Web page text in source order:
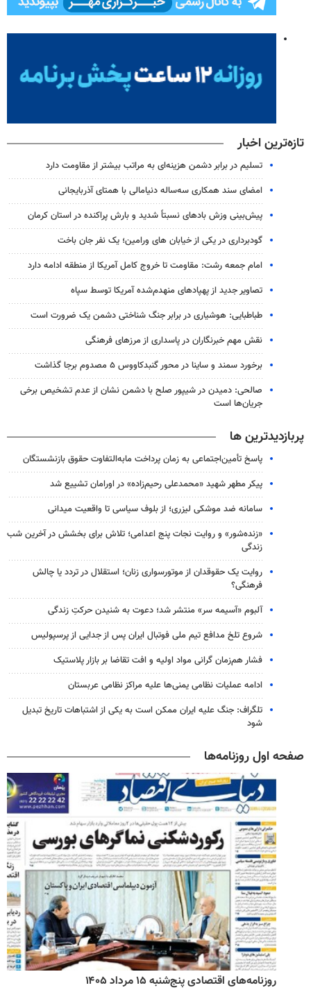
تازه‌ترین اخبار
تسلیم در برابر دشمن هزینه‌ای به مراتب بیشتر از مقاومت دارد
امضای سند همکاری سه‌ساله دنیامالی با همتای آذربایجانی
پیش‌بینی وزش بادهای نسبتاً شدید و بارش پراکنده در استان کرمان
گودبرداری در یکی از خیابان های ورامین؛ یک نفر جان باخت
امام جمعه رشت: مقاومت تا خروج کامل آمریکا از منطقه ادامه دارد
تصاویر جدید از پهپادهای منهدم‌شده آمریکا توسط سپاه
طباطبایی: هوشیاری در برابر جنگ شناختی دشمن یک ضرورت است
نقش مهم خبرنگاران در پاسداری از مرزهای فرهنگی
برخورد سمند و ساینا در محور گنبدکاووس ۵ مصدوم برجا گذاشت
صالحی: دمیدن در شیپور صلح با دشمن نشان از عدم تشخیص برخی
جریان‌ها است
پربازدیدترین ها
پاسخ تأمین‌اجتماعی به زمان پرداخت مابه‌التفاوت حقوق بازنشستگان
پیکر مطهر شهید «محمدعلی رحیم‌زاده» در اورامان تشییع شد
سامانه ضد موشکی لیزری؛ از بلوف سیاسی تا واقعیت میدانی
«زنده‌شور» و روایت نجات پنج اعدامی؛ تلاش برای بخشش در آخرین شب
زندگی
روایت یک حقوقدان از موتورسواری زنان؛ استقلال در تردد یا چالش
فرهنگی؟
آلبوم «آسیمه سر» منتشر شد؛ دعوت به شنیدن حرکتِ زندگی
شروع تلخ مدافع تیم ملی فوتبال ایران پس از جدایی از پرسپولیس
فشار هم‌زمان گرانی مواد اولیه و افت تقاضا بر بازار پلاستیک
ادامه عملیات نظامی یمنی‌ها علیه مراکز نظامی عربستان
تلگراف: جنگ علیه ایران ممکن است به یکی از اشتباهات تاریخ تبدیل
شود
صفحه اول روزنامه‌ها
روزنامه‌های اقتصادی پنج‌شنبه ۱۵ مرداد ۱۴۰۵